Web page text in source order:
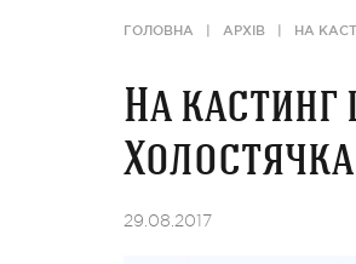
ГОЛОВНА АРХІВ НА
На
Холостячка
29.08.2017